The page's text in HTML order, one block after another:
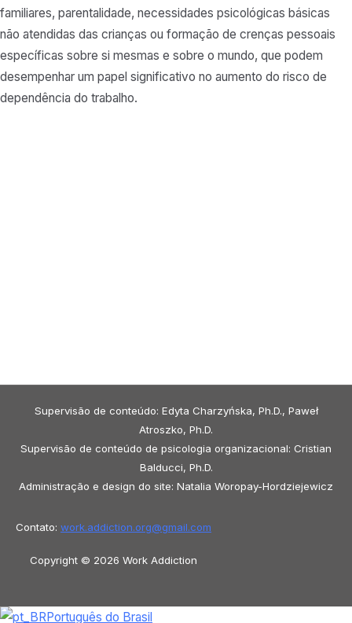
familiares, parentalidade, necessidades psicológicas básicas
não atendidas das crianças ou formação de crenças pessoais
específicas sobre si mesmas e sobre o mundo, que podem
desempenhar um papel significativo no aumento do risco de
dependência do trabalho.
Supervisão de conteúdo: Edyta Charzyńska, Ph.D., Paweł
Atroszko, Ph.D.
Supervisão de conteúdo de psicologia organizacional: Cristian
Balducci, Ph.D.
Administração e design do site: Natalia Woropay-Hordziejewicz
Contato: work.addiction.org@gmail.com
Copyright © 2026 Work Addiction
Português do Brasil